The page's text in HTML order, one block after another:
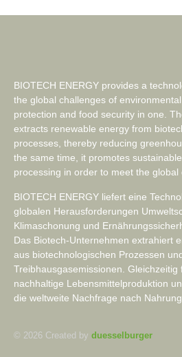
BIOTECH ENERGY provides a
the global challenges of
protection and food security in one.
extracts renewable energy from
processes, thereby reducing
the same time, it promotes
processing in order to meet the global
BIOTECH ENERGY liefert eine
globalen Herausforderungen
Klimaschonung und
Das Biotech-Unternehmen extrahiert
aus biotechnologischen Prozessen
Treibhausgasemissionen. Gleichzeitig
nachhaltige Lebensmittelproduktion
die weltweite Nachfrage nach
© 2026 Created by duesselburger